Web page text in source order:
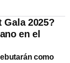
Gala 2025?
en el
como